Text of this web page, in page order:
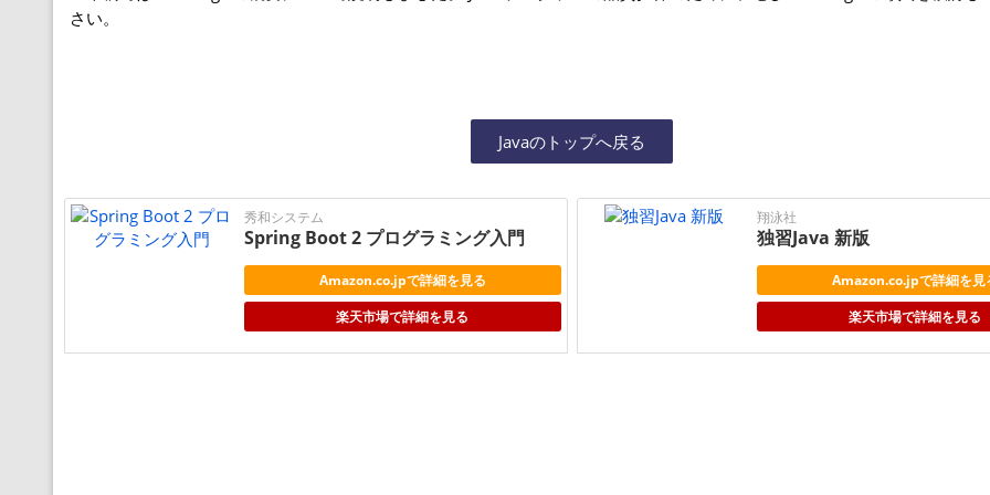
さい。
Javaのトップへ戻る
秀和システム
Spring Boot 2 プログラミング入門
Amazon.co.jpで詳細を見る
楽天市場で詳細を見る
翔泳社
独習Java 新版
Amazon.co.jpで詳細を見
楽天市場で詳細を見る